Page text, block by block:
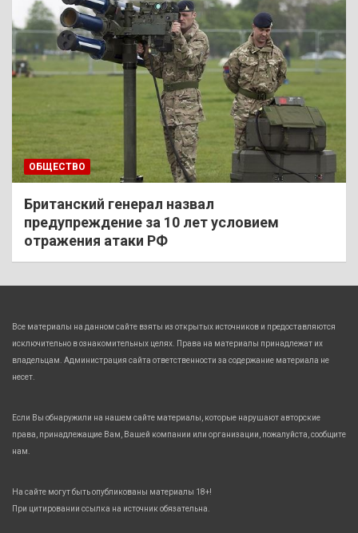
ОБЩЕСТВО
Британский генерал назвал
предупреждение за 10 лет условием
отражения атаки РФ
Все материалы на данном сайте взяты из открытых источников и предоставляются
исключительно в ознакомительных целях. Права на материалы принадлежат их
владельцам. Администрация сайта ответственности за содержание материала не
несет.
Если Вы обнаружили на нашем сайте материалы, которые нарушают авторские
права, принадлежащие Вам, Вашей компании или организации, пожалуйста, сообщите
нам.
На сайте могут быть опубликованы материалы 18+!
При цитировании ссылка на источник обязательна.